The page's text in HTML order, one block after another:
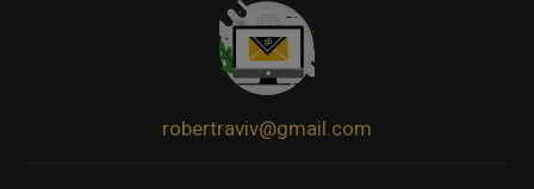
robertraviv@gmail.com